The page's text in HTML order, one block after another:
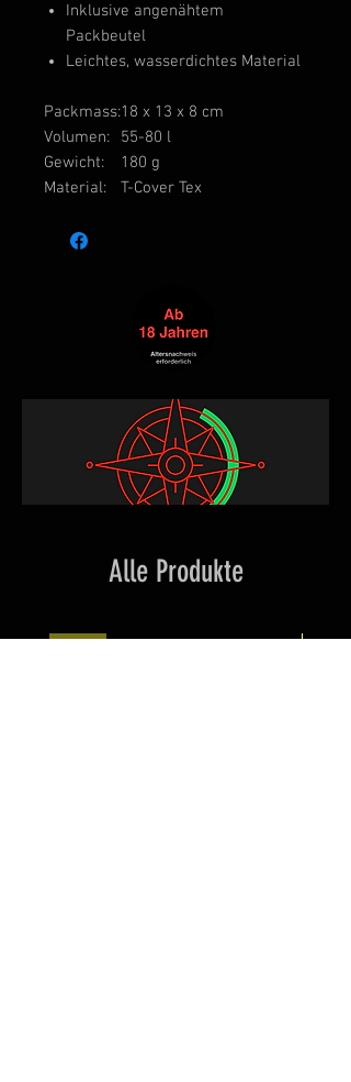
Inklusive angenähtem
Packbeutel
Leichtes, wasserdichtes Material
Packmass:18 x 13 x 8 cm
Volumen:
55-80 l
Gewicht:
180 g
Material:
T-Cover Tex
Alle Produkte